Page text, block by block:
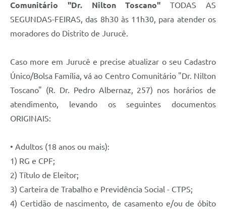
Comunitário "Dr. Nilton Toscano" TODAS AS
SEGUNDAS-FEIRAS, das 8h30 às 11h30, para atender os
moradores do Distrito de Jurucê.
Caso more em Jurucê e precise atualizar o seu Cadastro
Único/Bolsa Família, vá ao Centro Comunitário "Dr. Nilton
Toscano" (R. Dr. Pedro Albernaz, 257) nos horários de
atendimento, levando os seguintes documentos
ORIGINAIS:
• Adultos (18 anos ou mais):
1) RG e CPF;
2) Título de Eleitor;
3) Carteira de Trabalho e Previdência Social - CTPS;
4) Certidão de nascimento, de casamento e/ou de óbito